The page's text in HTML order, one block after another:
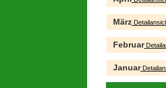
März
Februar
Januar